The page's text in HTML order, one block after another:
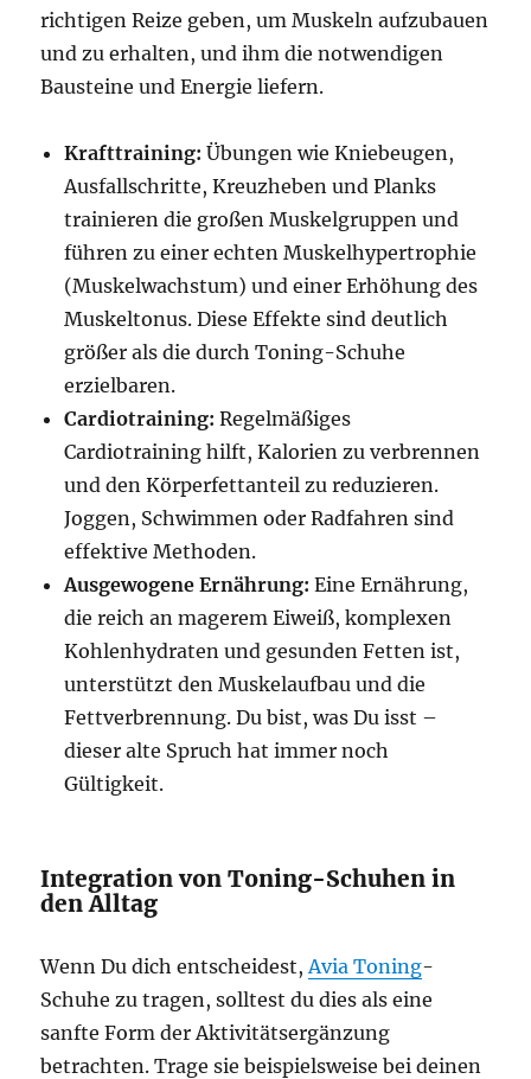
richtigen Reize geben, um Muskeln aufzubauen
und zu erhalten, und ihm die notwendigen
Bausteine und Energie liefern.
Krafttraining: Übungen wie Kniebeugen,
Ausfallschritte, Kreuzheben und Planks
trainieren die großen Muskelgruppen und
führen zu einer echten Muskelhypertrophie
(Muskelwachstum) und einer Erhöhung des
Muskeltonus. Diese Effekte sind deutlich
größer als die durch Toning-Schuhe
erzielbaren.
Cardiotraining: Regelmäßiges
Cardiotraining hilft, Kalorien zu verbrennen
und den Körperfettanteil zu reduzieren.
Joggen, Schwimmen oder Radfahren sind
effektive Methoden.
Ausgewogene Ernährung: Eine Ernährung,
die reich an magerem Eiweiß, komplexen
Kohlenhydraten und gesunden Fetten ist,
unterstützt den Muskelaufbau und die
Fettverbrennung. Du bist, was Du isst –
dieser alte Spruch hat immer noch
Gültigkeit.
Integration von Toning-Schuhen in
den Alltag
Wenn Du dich entscheidest,Avia Toning-
Schuhe zu tragen, solltest du dies als eine
sanfte Form der Aktivitätsergänzung
betrachten. Trage sie beispielsweise bei deinen